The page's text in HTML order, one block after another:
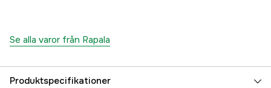
Se alla varor från Rapala
Produktspecifikationer